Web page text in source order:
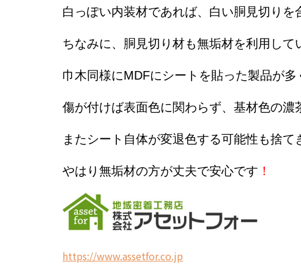
白っぽい内装材であれば、白い胴見切りを
ちなみに、胴見切り材も無垢材を利用して
巾木同様にMDFにシートを貼った製品が
傷が付けば表面色に関わらず、基材色の濃
またシート自体が変退色する可能性も捨て
やはり無垢材の方が丈夫で安心です ！
https://www.assetfor.co.jp